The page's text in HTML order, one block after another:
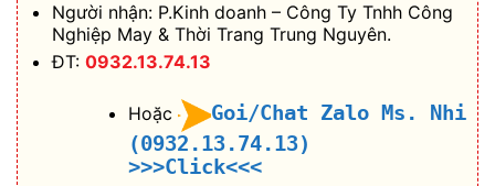
Người nhận: P.Kinh doanh – Công Ty Tnhh Công
Nghiệp May & Thời Trang Trung Nguyên.
ĐT: 0932.13.74.13
Hoặc
Goi/Chat Zalo Ms. Nhi
(0932.13.74.13)
>>>Click<<<